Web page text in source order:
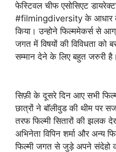
फेस्टिवल चीफ एसोसिएट
#filmingdiversity के आधार
किया। उन्होने फिल्ममेकर्स से
जगत में विषयों की विविधता को
सम्मान देने के लिए बहुत जरुरी है।
सिफ़ी के दूसरे दिन आए सभी
छात्रों ने बॉलीवुड की थीम पर
तरफ फिल्मी सितारों की झलक
अभिनेता विपिन शर्मा और अन्य
फिल्मी जगत से जुड़े अपने संदेहो